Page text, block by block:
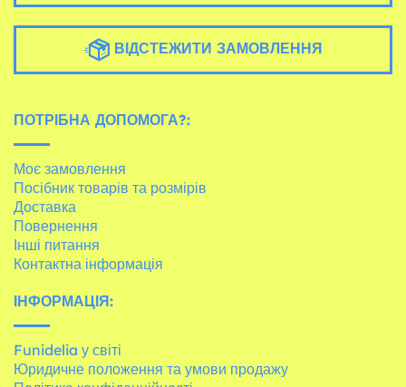
ВІДСТЕЖИТИ ЗАМОВЛЕННЯ
ПОТРІБНА ДОПОМОГА?:
Моє замовлення
Посібник товарів та розмірів
Доставка
Повернення
Інші питання
Контактна інформація
ІНФОРМАЦІЯ:
Funidelia у світі
Юридичне положення та умови продажу